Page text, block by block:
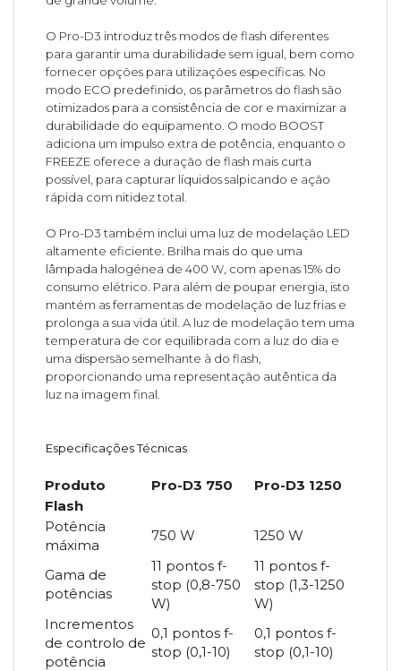
O Pro-D3 introduz três modos de flash diferentes
para garantir uma durabilidade sem igual, bem como
fornecer opções para utilizações específicas. No
modo ECO predefinido, os parâmetros do flash são
otimizados para a consistência de cor e maximizar a
durabilidade do equipamento. O modo BOOST
adiciona um impulso extra de potência, enquanto o
FREEZE oferece a duração de flash mais curta
possível, para capturar líquidos salpicando e ação
rápida com nitidez total.
O Pro-D3 também inclui uma luz de modelação LED
altamente eficiente. Brilha mais do que uma
lâmpada halogénea de 400 W, com apenas 15% do
consumo elétrico. Para além de poupar energia, isto
mantém as ferramentas de modelação de luz frias e
prolonga a sua vida útil. A luz de modelação tem uma
temperatura de cor equilibrada com a luz do dia e
uma dispersão semelhante à do flash,
proporcionando uma representação autêntica da
luz na imagem final.
Especificações Técnicas
Produto Pro-D3 750
Pro-D3 1250
Flash
Potência
máxima
750 W 1250 W
Gama de
potências
11 pontos f-
stop (0,8-750
W)
11 pontos f-
stop (1,3-1250
W)
Incrementos
de controlo de
potência
0,1 pontos f-
stop (0,1-10)
0,1 pontos f-
stop (0,1-10)